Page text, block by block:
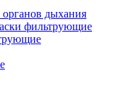
дыхания
фильтрующие